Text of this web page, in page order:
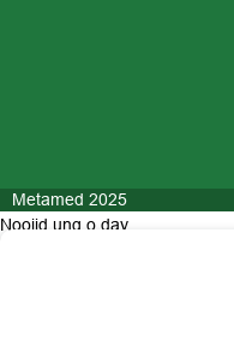
Metamed 2025
Nooijd ung o day